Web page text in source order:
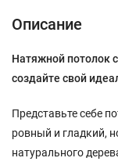
Описание
Натяжной потолок
создайте свой
Представьте себе
ровный и гладкий,
натурального